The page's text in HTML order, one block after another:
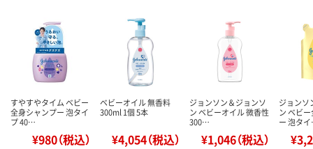
すやすやタイム ベビー
全身シャンプー 泡タイ
プ 40…
¥980（税込）
ベビーオイル 無香料
300ml 1個 5本
¥4,054（税込）
ジョンソン＆ジョンソ
ン ベビーオイル 微香性
300…
¥1,046（税込）
ジョンソ
ン ベビ
ー 泡タ